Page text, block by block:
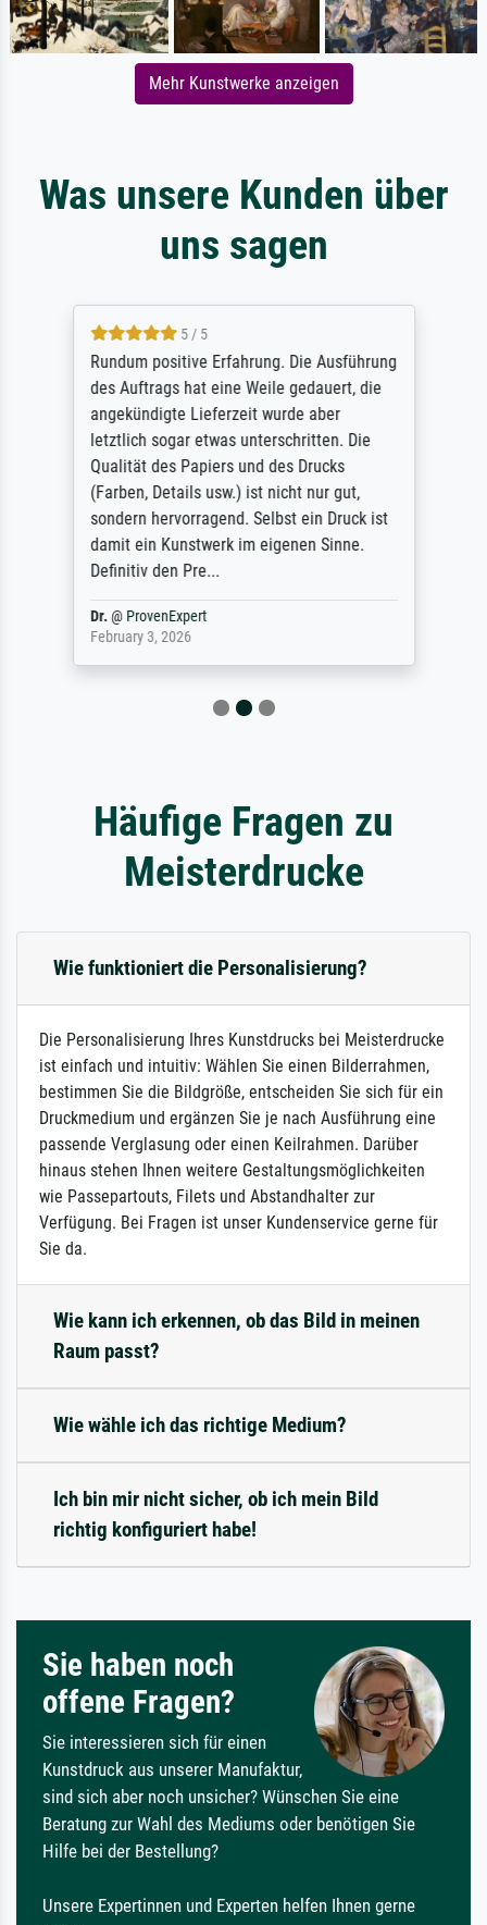
Mehr Kunstwerke anzeigen
Was unsere Kunden über
uns sagen
5 / 5
Rundum positive Erfahrung. Die Ausführung
des Auftrags hat eine Weile gedauert, die
angekündigte Lieferzeit wurde aber
letztlich sogar etwas unterschritten. Die
Qualität des Papiers und des Drucks
(Farben, Details usw.) ist nicht nur gut,
sondern hervorragend. Selbst ein Druck ist
damit ein Kunstwerk im eigenen Sinne.
Definitiv den Pre...
Dr.@ ProvenExpert
February 3, 2026
Häufige Fragen zu
Meisterdrucke
Wie funktioniert die Personalisierung?
Die Personalisierung Ihres Kunstdrucks bei Meisterdrucke
ist einfach und intuitiv: Wählen Sie einen Bilderrahmen,
bestimmen Sie die Bildgröße, entscheiden Sie sich für ein
Druckmedium und ergänzen Sie je nach Ausführung eine
passende Verglasung oder einen Keilrahmen. Darüber
hinaus stehen Ihnen weitere Gestaltungsmöglichkeiten
wie Passepartouts, Filets und Abstandhalter zur
Verfügung. Bei Fragen ist unser Kundenservice gerne für
Sie da.
Wie kann ich erkennen, ob das Bild in meinen
Raum passt?
Wie wähle ich das richtige Medium?
Ich bin mir nicht sicher, ob ich mein Bild
richtig konfiguriert habe!
Sie haben noch
offene Fragen?
Sie interessieren sich für einen
Kunstdruck aus unserer Manufaktur,
sind sich aber noch unsicher? Wünschen Sie eine
Beratung zur Wahl des Mediums oder benötigen Sie
Hilfe bei der Bestellung?
Unsere Expertinnen und Experten helfen Ihnen gerne